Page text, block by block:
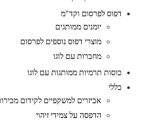
דפוס לפרסום וקד"מ
יומנים ממותגים
מוצרי דפוס נוספים לפרסום
מחברות עם לוגו
כוסות תרמיות ממותגות עם לוגו
כללי
אביזרים למשקפיים לקידום מכירות
הדפסה על צמידי זיהוי